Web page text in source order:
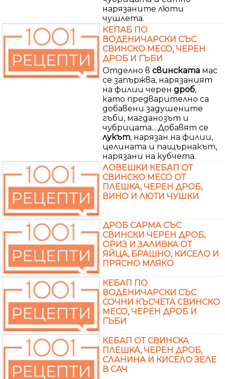
нарязаните люти
чушлета.
КЕПАБ ПО
ВОДЕНИЧАРСКИ СЪС
СВИНСКО МЕСО, ЧЕРЕН
ДРОБ И ГЪБИ
Отделно в свинската мас
се запържва, нарязаният
на филии черен дроб,
като предварително са
добавени задушените
гъби, магданозът и
чубрицата....Добавят се
лукът, нарязан на филии,
целината и пащърнакът,
нарязани на кубчета.
ЛОВЕШКИ КЕБАП ОТ
СВИНСКО МЕСО ОТ
ПЛЕШКА, ЧЕРЕН ДРОБ,
ВИНО И ЛЮТИ ЧУШКИ
ДРОБ САРМА СЪС
СВИНСКИ ЧЕРЕН ДРОБ,
ОРИЗ И ЗАЛИВКА ОТ
ЯЙЦА, БРАШНО, КИСЕЛО И
ПРЯСНО МЛЯКО
КЕБАП ПО
ВОДЕНИЧАРСКИ СЪС
СОЧНИ КЪСЧЕТА СВИНСКО
МЕСО, ЧЕРЕН ДРОБ И
ГЪБИ
КЕБАП ОТ СВИНСКА
ПЛЕШКА, ЧЕРЕН ДРОБ,
СЛАНИНА И КИСЕЛО ЗЕЛЕ
В САЧ